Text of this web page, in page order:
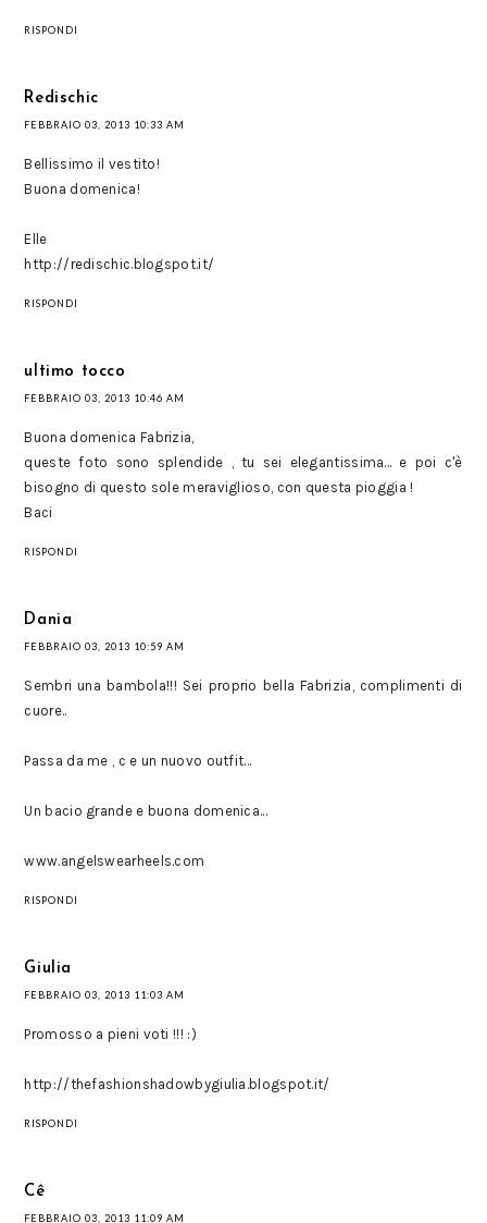
RISPONDI
Redischic
FEBBRAIO 03, 2013 10:33 AM
Bellissimo il vestito!
Buona domenica!
Elle
http://redischic.blogspot.it/
RISPONDI
ultimo tocco
FEBBRAIO 03, 2013 10:46 AM
Buona domenica Fabrizia,
queste foto sono splendide , tu sei elegantissima... e poi c'è
bisogno di questo sole meraviglioso, con questa pioggia !
Baci
RISPONDI
Dania
FEBBRAIO 03, 2013 10:59 AM
Sembri una bambola!!! Sei proprio bella Fabrizia, complimenti di
cuore..
Passa da me , c e un nuovo outfit...
Un bacio grande e buona domenica...
www.angelswearheels.com
RISPONDI
Giulia
FEBBRAIO 03, 2013 11:03 AM
Promosso a pieni voti !!! :)
http://thefashionshadowbygiulia.blogspot.it/
RISPONDI
Cê
FEBBRAIO 03, 2013 11:09 AM